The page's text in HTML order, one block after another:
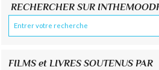
RECHERCHER SUR
FILMS et LIVRES SOUTENUS PAR